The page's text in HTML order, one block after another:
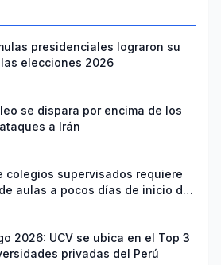
presidenciales lograron su
elecciones 2026
se dispara por encima de los
a Irán
colegios supervisados requiere
aulas a pocos días de inicio del
2026: UCV se ubica en el Top 3
privadas del Perú